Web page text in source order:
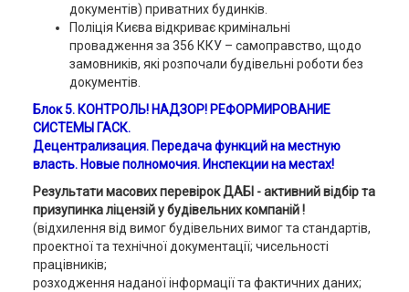
документів) приватних будинків.
Поліція Києва відкриває кримінальні
провадження за 356 ККУ – самоправство, щодо
замовників, які розпочали будівельні роботи без
документів.
Блок 5. КОНТРОЛЬ! НАДЗОР! РЕФОРМИРОВАНИЕ
СИСТЕМЫ ГАСК.
Децентрализация. Передача функций на местную
власть. Новые полномочия. Инспекции на местах!
Результати масових перевірок ДАБІ - активний відбір та
призупинка ліцензій у будівельних компаній !
(відхилення від вимог будівельних вимог та стандартів,
проектної та технічної документації; чисельності
працівників;
розходження наданої інформації та фактичних даних;